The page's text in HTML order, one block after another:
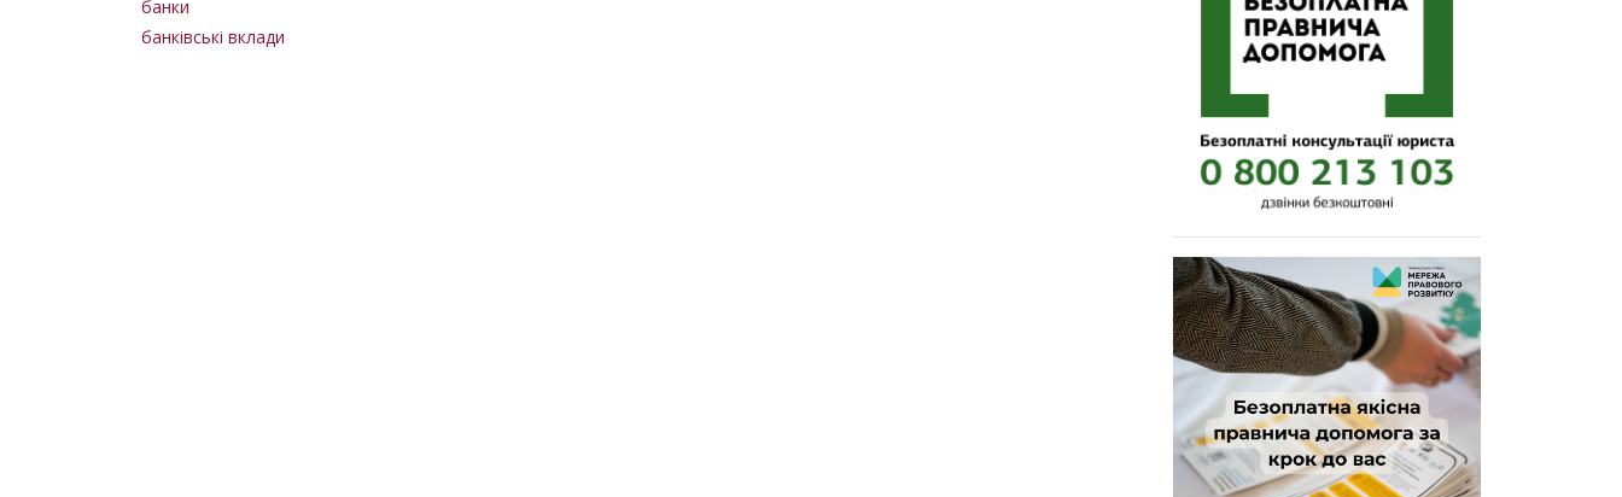
банки
банківські вклади